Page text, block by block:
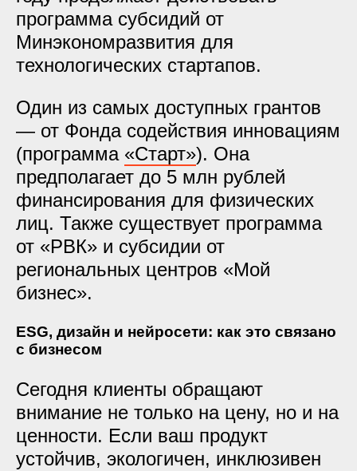
программа субсидий от
Минэкономразвития для
технологических стартапов.
Один из самых доступных грантов
— от Фонда содействия инновациям
(программа «Старт»). Она
предполагает до 5 млн рублей
финансирования для физических
лиц. Также существует программа
от «РВК» и субсидии от
региональных центров «Мой
бизнес».
ESG, дизайн и нейросети: как это связано
с бизнесом
Сегодня клиенты обращают
внимание не только на цену, но и на
ценности. Если ваш продукт
устойчив, экологичен, инклюзивен